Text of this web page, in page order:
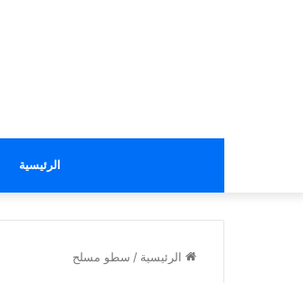
الرئيسية
الرئيسية / سطو مسلح